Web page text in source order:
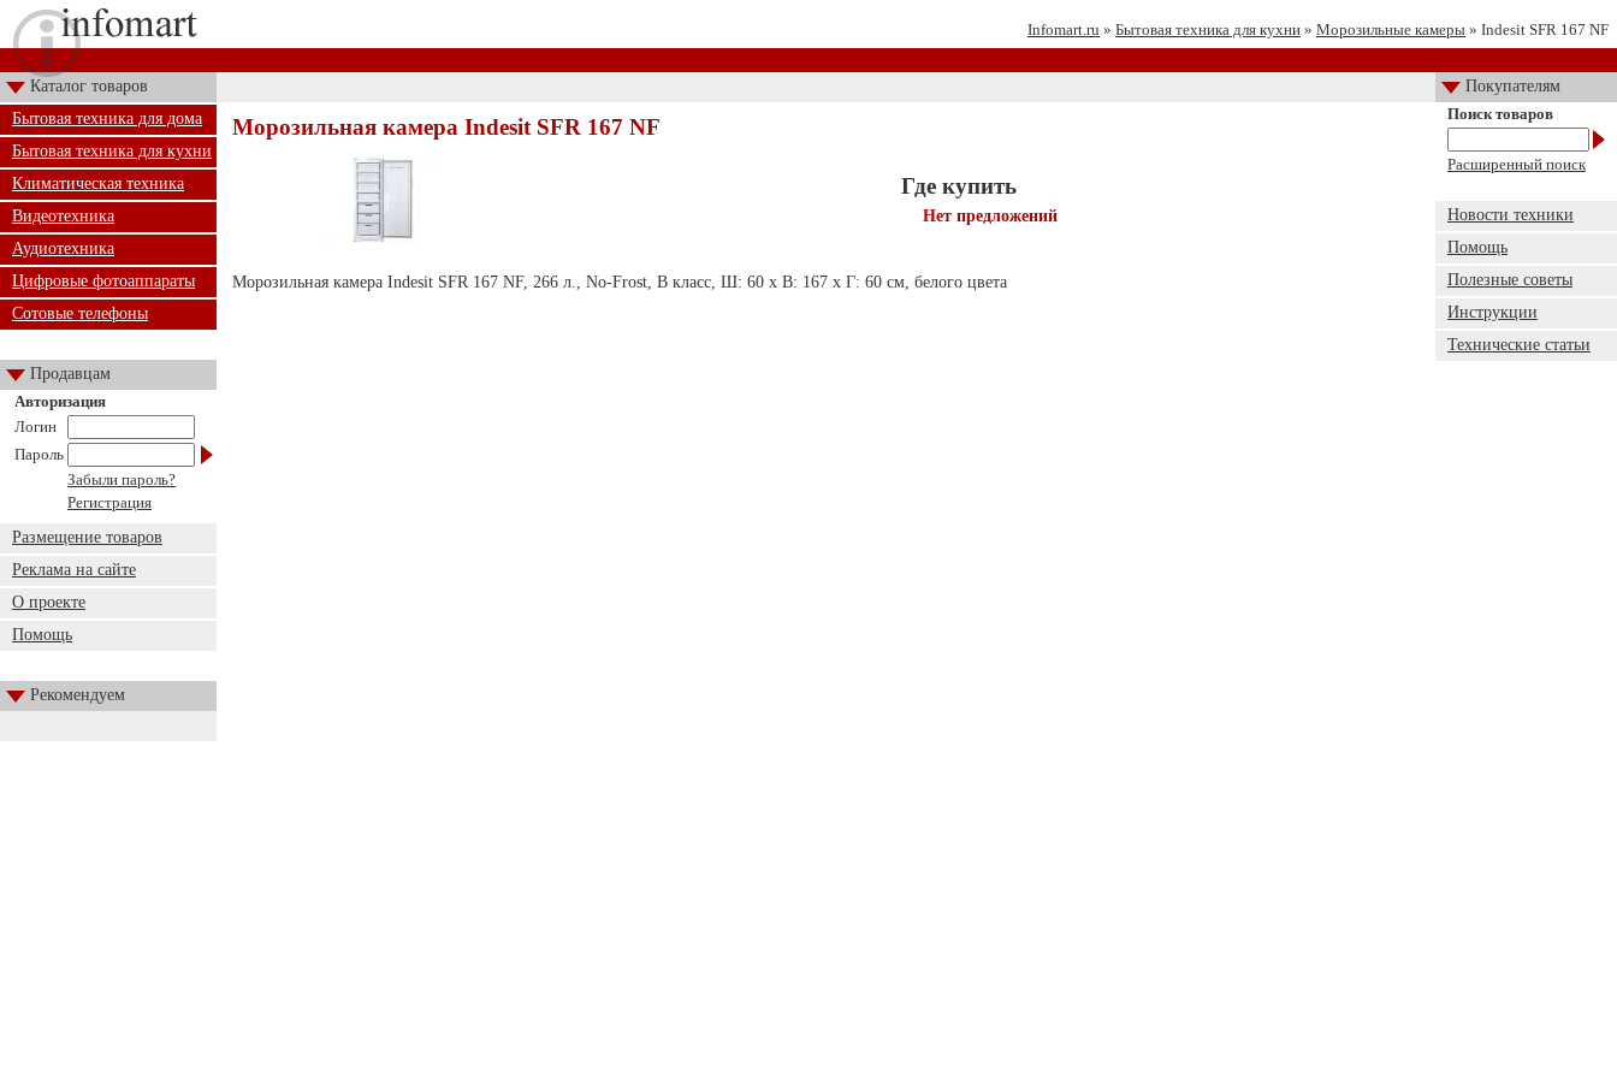
Infomart.ru » Бытовая техника для кухни » Морозильные камеры » Indesit SFR 167 NF
Каталог товаров
Покупателям
Бытовая техника для дома
Бытовая техника для кухни
Климатическая техника
Видеотехника
Аудиотехника
Цифровые фотоаппараты
Сотовые телефоны
Продавцам
Авторизация
Логин
Пароль
Забыли пароль?
Регистрация
Размещение товаров
Реклама на сайте
О проекте
Помощь
Рекомендуем
Морозильная камера Indesit SFR 167 NF
Где купить
Нет предложений
Морозильная камера Indesit SFR 167 NF, 266 л., No-Frost, B класс, Ш: 60 x B: 167 x Г: 60 см, белого цвета
Поиск товаров
Расширенный поиск
Новости техники
Помощь
Полезные советы
Инструкции
Технические статьи